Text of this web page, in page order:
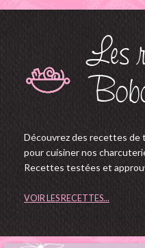
Les
Découvrez des recettes de
pour cuisiner nos
Recettes testées et
VOIR LES RECETTES...